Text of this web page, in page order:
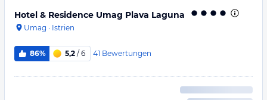
Hotel & Residence Umag Plava Laguna
Umag · Istrien
86% 5,2 / 6 41 Bewertungen